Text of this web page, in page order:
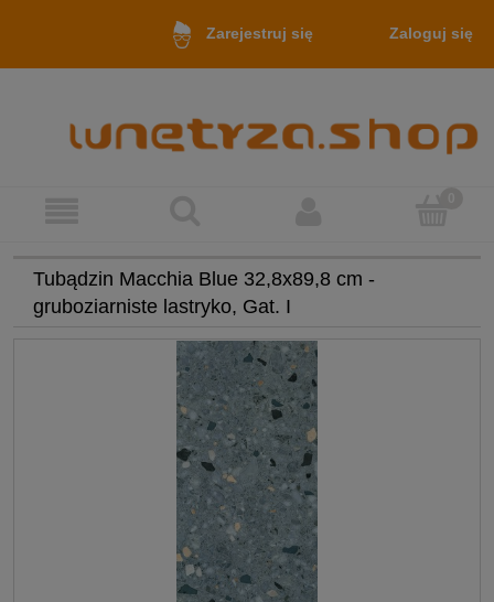
Zarejestruj się Zaloguj się
Tubądzin Macchia Blue 32,8x89,8 cm -
gruboziarniste lastryko, Gat. I